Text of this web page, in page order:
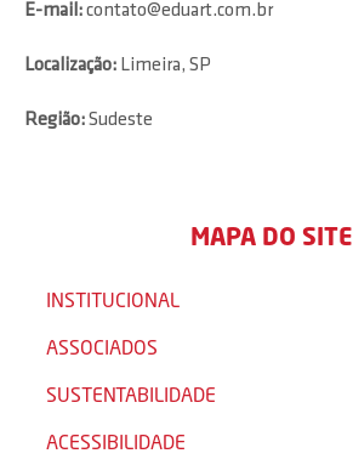
E-mail:contato@eduart.com.br
Localização: Limeira, SP
Região:Sudeste
MAPA DO SITE
INSTITUCIONAL
ASSOCIADOS
SUSTENTABILIDADE
ACESSIBILIDADE